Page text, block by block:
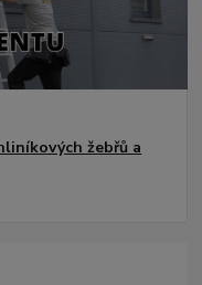
žebřů a